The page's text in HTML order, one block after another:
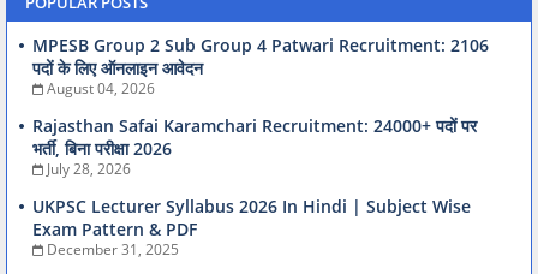
MPESB Group 2 Sub Group 4 Patwari Recruitment: 2106
पदों के लिए ऑनलाइन आवेदन
August 04, 2026
Rajasthan Safai Karamchari Recruitment: 24000+ पदों पर
भर्ती, बिना परीक्षा 2026
July 28, 2026
UKPSC Lecturer Syllabus 2026 In Hindi | Subject Wise
Exam Pattern & PDF
December 31, 2025